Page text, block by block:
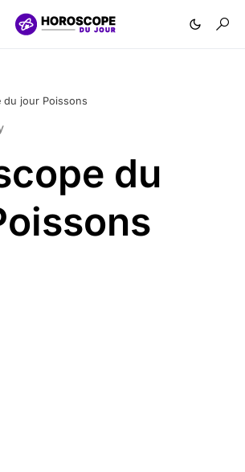
du jour Poissons
du